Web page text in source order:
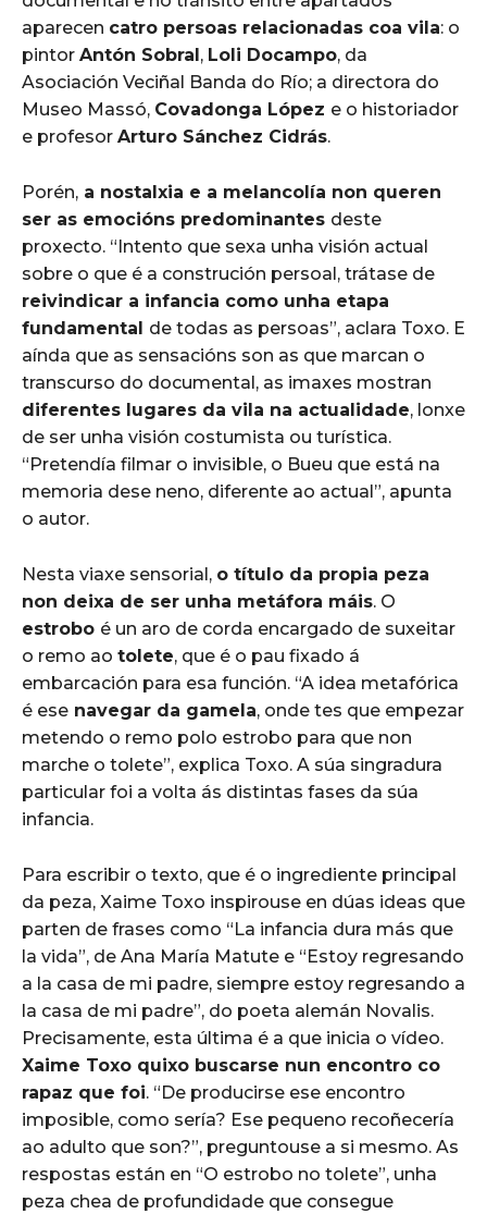
aparecen catro persoas relacionadas coa vila: o
pintor Antón Sobral , Loli Docampo, da
Asociación Veciñal Banda do Río; a directora do
Museo Massó, Covadonga López e o historiador
e profesor Arturo Sánchez Cidrás.
Porén, a nostalxia e a melancolía non queren
ser as emocións predominantes deste
proxecto. “Intento que sexa unha visión actual
sobre o que é a construción persoal, trátase de
reivindicar a infancia como unha etapa
fundamental de todas as persoas”, aclara Toxo. E
aínda que as sensacións son as que marcan o
transcurso do documental, as imaxes mostran
diferentes lugares da vila na actualidade, lonxe
de ser unha visión costumista ou turística.
“Pretendía filmar o invisible, o Bueu que está na
memoria dese neno, diferente ao actual”, apunta
o autor.
Nesta viaxe sensorial, o título da propia peza
non deixa de ser unha metáfora máis. O
estrobo é un aro de corda encargado de suxeitar
o remo ao tolete, que é o pau fixado á
embarcación para esa función. “A idea metafórica
é ese navegar da gamela, onde tes que empezar
metendo o remo polo estrobo para que non
marche o tolete”, explica Toxo. A súa singradura
particular foi a volta ás distintas fases da súa
infancia.
Para escribir o texto, que é o ingrediente principal
da peza, Xaime Toxo inspirouse en dúas ideas que
parten de frases como “La infancia dura más que
la vida”, de Ana María Matute e “Estoy regresando
a la casa de mi padre, siempre estoy regresando a
la casa de mi padre”, do poeta alemán Novalis.
Precisamente, esta última é a que inicia o vídeo.
Xaime Toxo quixo buscarse nun encontro co
rapaz que foi. “De producirse ese encontro
imposible, como sería? Ese pequeno recoñecería
ao adulto que son?”, preguntouse a si mesmo. As
respostas están en “O estrobo no tolete”, unha
peza chea de profundidade que consegue